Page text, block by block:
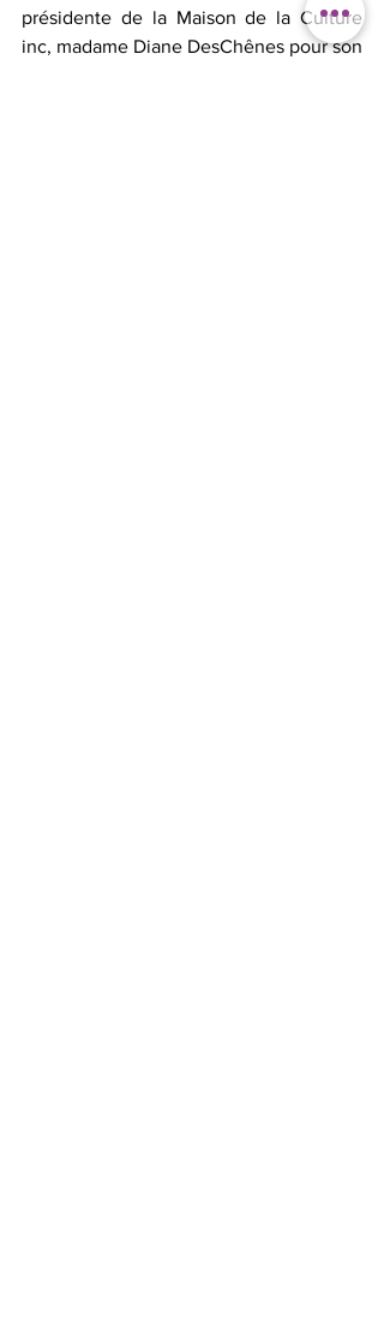
présidente de la Maison de la Culture
inc, madame Diane DesChênes pour son